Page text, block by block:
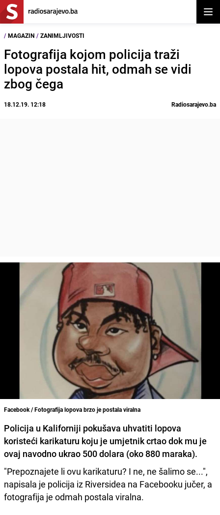
/ MAGAZIN / ZANIMLJIVOSTI
Fotografija kojom policija traži
lopova postala hit, odmah se vidi
zbog čega
18.12.19. 12:18 Radiosarajevo.ba
Facebook / Fotografija lopova brzo je postala viralna
Policija u Kaliforniji pokušava uhvatiti lopova
koristeći karikaturu koju je umjetnik crtao dok mu je
ovaj navodno ukrao 500 dolara (oko 880 maraka).
"Prepoznajete li ovu karikaturu? I ne, ne šalimo se...",
napisala je policija iz Riversidea na Facebooku jučer, a
fotografija je odmah postala viralna.